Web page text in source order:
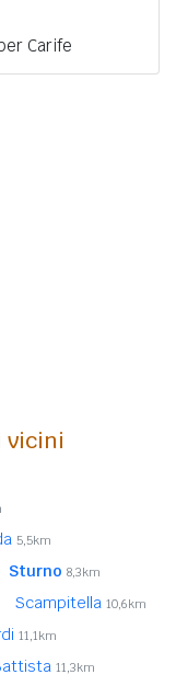
Carife
vicini
5,5km
Sturno 8,3km
Scampitella 10,6km
11,1km
11,3km